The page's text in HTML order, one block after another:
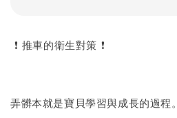
❗ 推車的衛生對策 ❗
弄髒本就是寶貝學習與成長的過程。